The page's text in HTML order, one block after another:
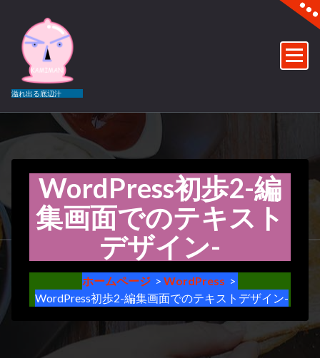
ス
ッ
溢れ出る底辺汁
WordPress初歩2-編
集画面でのテキスト
デザイン-
ホームページ > WordPress >
WordPress初歩2-編集画面でのテキストデザイン-